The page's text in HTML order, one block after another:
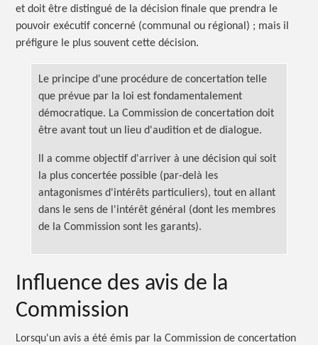
et doit être distingué de la décision finale que prendra le
pouvoir exécutif concerné (communal ou régional) ; mais il
préfigure le plus souvent cette décision.
Le principe d'une procédure de concertation telle
que prévue par la loi est fondamentalement
démocratique. La Commission de concertation doit
être avant tout un lieu d'audition et de dialogue.
ll a comme objectif d'arriver à une décision qui soit
la plus concertée possible (par-delà les
antagonismes d'intérêts particuliers), tout en allant
dans le sens de l'intérêt général (dont les membres
de la Commission sont les garants).
Influence des avis de la
Commission
Lorsqu'un avis a été émis par la Commission de concertation